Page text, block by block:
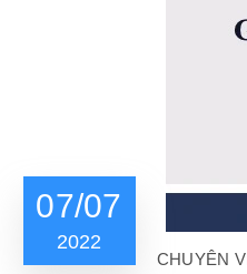
07/07
2022
CHUYÊN